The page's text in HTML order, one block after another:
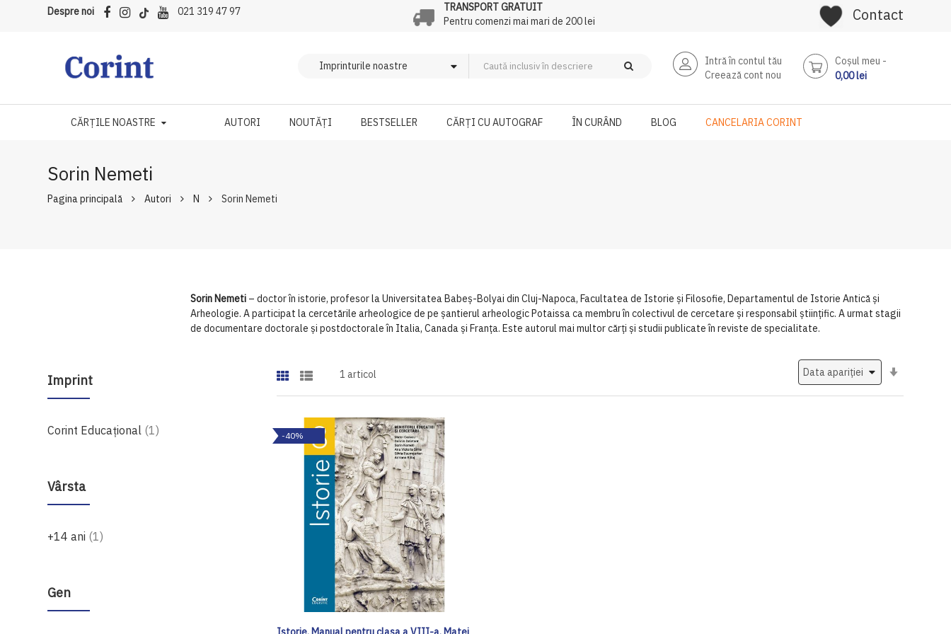
Despre noi 021 319 47 97
TRANSPORT GRATUIT
Pentru comenzi mai mari de 200 lei
Contact
Intră în contul tău
Creează cont nou
Coşul meu
0,00 lei
CĂRȚILE NOASTRE AUTORI NOUTĂȚI BESTSELLER CĂRȚI CU AUTOGRAF ÎN CURÂND BLOG CANCELARIA CORINT
Sorin Nemeti
Pagina principală Autori N Sorin Nemeti
Sorin Nemeti– doctor în istorie, profesor la Universitatea Babeș-Bolyai din Cluj-Napoca, Facultatea de Istorie și Filosofie, Departamentul de Istorie Antică și
Arheologie. A participat la cercetările arheologice de pe șantierul arheologic Potaissa ca membru în colectivul de cercetare și responsabil științific. A urmat stagii
de documentare doctorale și postdoctorale în Italia, Canada și Franța. Este autorul mai multor cărți și studii publicate în reviste de specialitate.
Imprint
Corint Educaţional 1produs
Vârsta
+14 ani 1produs
Gen
1 articol
-40%